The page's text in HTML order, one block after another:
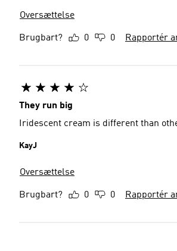
Oversættelse
Brugbart? 0 0 Rapportér
They run big
Iridescent cream is different than
KayJ
Oversættelse
Brugbart? 0 0 Rapportér